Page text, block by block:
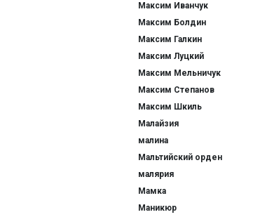
Максим Иванчук
Максим Болдин
Максим Галкин
Максим Луцкий
Максим Мельничук
Максим Степанов
Максим Шкиль
Малайзия
малина
Мальтийский орден
малярия
Мамка
Маникюр